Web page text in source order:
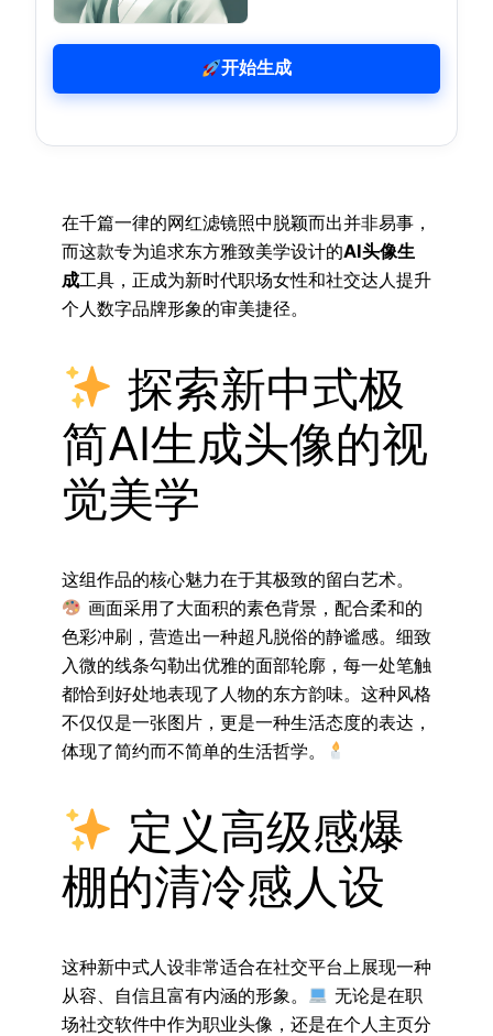
开始生成
在千篇一律的网红滤镜照中脱颖而出并非易事，
而这款专为追求东方雅致美学设计的AI头像生
成工具，正成为新时代职场女性和社交达人提升
个人数字品牌形象的审美捷径。
探索新中式极
简AI生成头像的视
觉美学
这组作品的核心魅力在于其极致的留白艺术。
画面采用了大面积的素色背景，配合柔和的
色彩冲刷，营造出一种超凡脱俗的静谧感。细致
入微的线条勾勒出优雅的面部轮廓，每一处笔触
都恰到好处地表现了人物的东方韵味。这种风格
不仅仅是一张图片，更是一种生活态度的表达，
体现了简约而不简单的生活哲学。
定义高级感爆
棚的清冷感人设
这种新中式人设非常适合在社交平台上展现一种
从容、自信且富有内涵的形象。
无论是在职
场社交软件中作为职业头像，还是在个人主页分